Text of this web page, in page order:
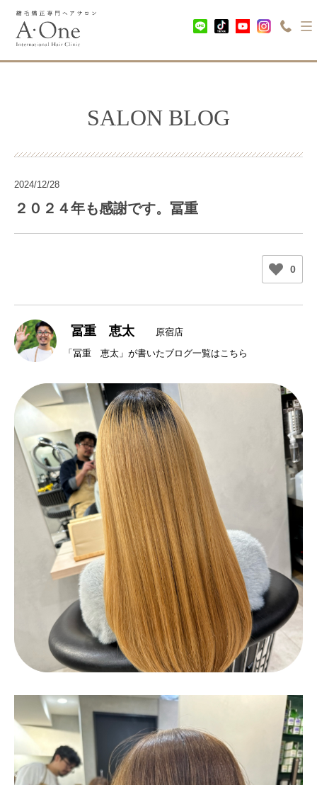
SALON BLOG
2024/12/28
２０２４年も感謝です。冨重
0
冨重 恵太
原宿店
「冨重 恵太」が書いたブログ一覧はこちら